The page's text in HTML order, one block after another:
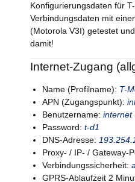
Konfigurierungsdaten für
Verbindungsdaten mit
(Motorola V3I) getestet
damit!
Internet-Zugang
Name (Profilname): T-
APN (Zugangspunkt):
Benutzername: internet
Password: t-d1
DNS-Adresse:
Proxy- / IP- / Gateway-
Verbindungssicherheit:
GPRS-Ablaufzeit 2